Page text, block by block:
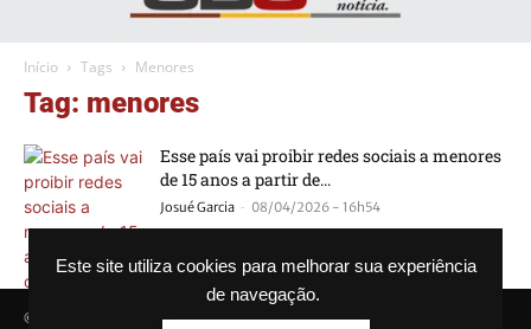
Este site utiliza cookies para melhorar sua experiência
de navegação.
Início Tags Menores
Tag: menores
Esse país vai proibir redes sociais a menores
de 15 anos a partir de...
Josué Garcia - 08/04/2026 - 16h54
© Agência GBC. Aqui tem notícia. Todos os direitos reservados.